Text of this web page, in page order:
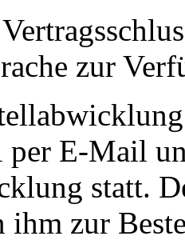
zur
per E-Mail
statt.
ihm zur